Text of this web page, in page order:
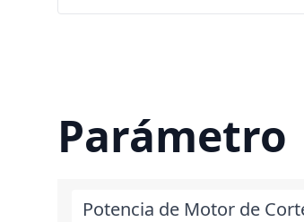
Parámetro
Potencia de Motor de